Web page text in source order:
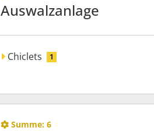
Auswalzanlage
Chiclets 1
Summe: 6